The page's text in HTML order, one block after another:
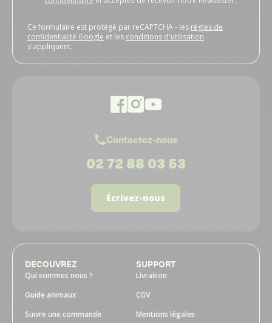
Ce formulaire est protégé par reCAPTCHA - les règles de
confidentialité Google et les conditions d'utilisation
s'appliquent.
Contactez-nous
02 72 88 03 53
Écrivez-nous
DECOUVREZ
Qui sommes nous ?
Guide animaux
Suivre une commande
SUPPORT
Livraison
CGV
Mentions légales